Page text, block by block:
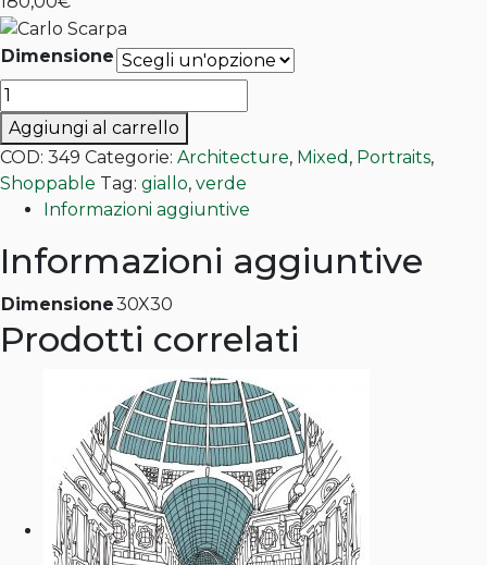
Dimensione
Carlo
Scarpa
quantità
Aggiungi al carrello
COD: 349 Categorie: Architecture, Mixed , Portraits,
Shoppable Tag: giallo, verde
Informazioni aggiuntive
Informazioni aggiuntive
Dimensione30X30
Prodotti correlati